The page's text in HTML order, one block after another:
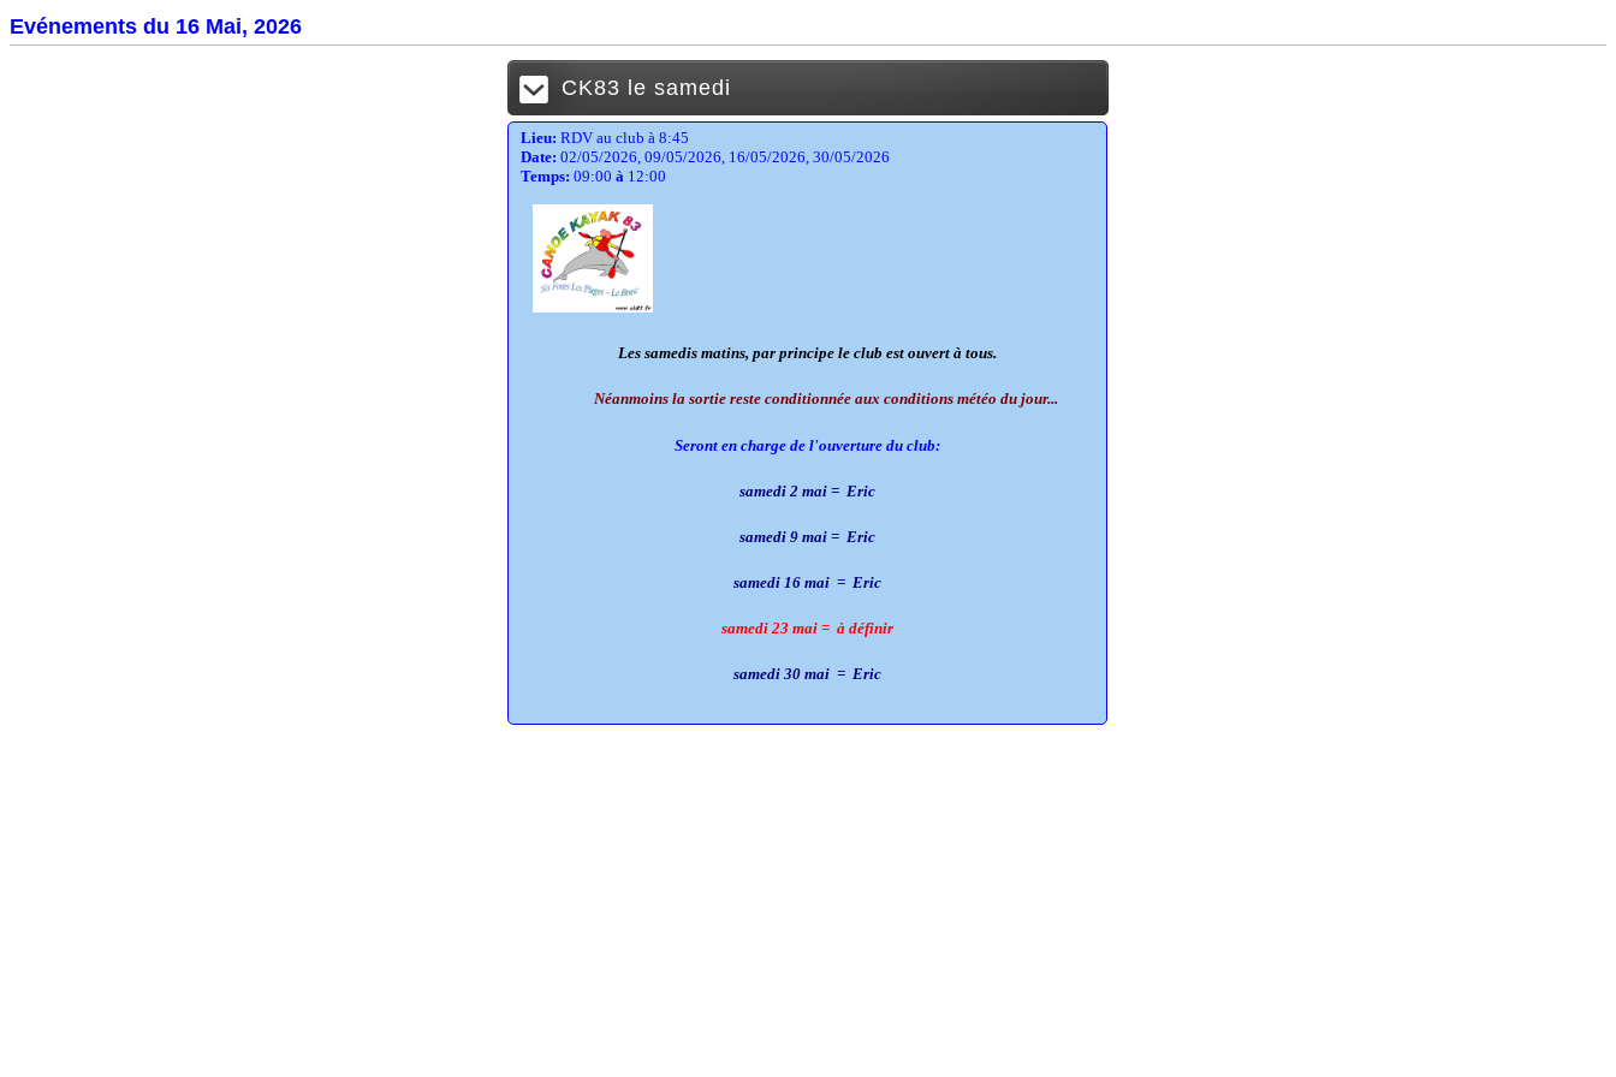
Evénements du 16 Mai, 2026
CK83 le samedi
Lieu: RDV au club à 8:45
Date: 02/05/2026, 09/05/2026, 16/05/2026, 30/05/2026
Temps: 09:00 à 12:00
Les samedis matins, par principe le club est ouvert à tous.
Néanmoins la sortie reste conditionnée aux conditions météo du jour...
Seront en charge de l'ouverture du club:
samedi 2 mai = Eric
samedi 9 mai = Eric
samedi 16 mai = Eric
samedi 23 mai = à définir
samedi 30 mai = Eric